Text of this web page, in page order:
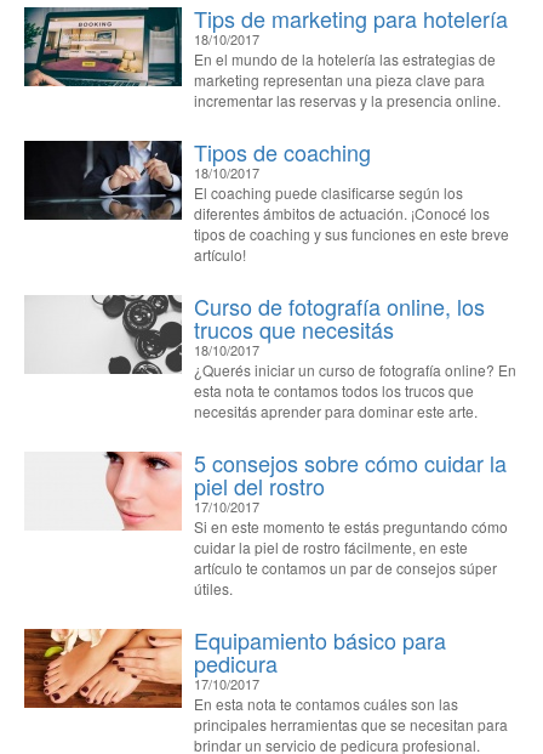
Tips de marketing para hotelería
18/10/2017
En el mundo de la hotelería las estrategias de
marketing representan una pieza clave para
incrementar las reservas y la presencia online.
Tipos de coaching
18/10/2017
El coaching puede clasificarse según los
diferentes ámbitos de actuación. ¡Conocé los
tipos de coaching y sus funciones en este breve
artículo!
Curso de fotografía online, los
trucos que necesitás
18/10/2017
¿Querés iniciar un curso de fotografía online? En
esta nota te contamos todos los trucos que
necesitás aprender para dominar este arte.
5 consejos sobre cómo cuidar la
piel del rostro
17/10/2017
Si en este momento te estás preguntando cómo
cuidar la piel de rostro fácilmente, en este
artículo te contamos un par de consejos súper
útiles.
Equipamiento básico para
pedicura
17/10/2017
En esta nota te contamos cuáles son las
principales herramientas que se necesitan para
brindar un servicio de pedicura profesional.